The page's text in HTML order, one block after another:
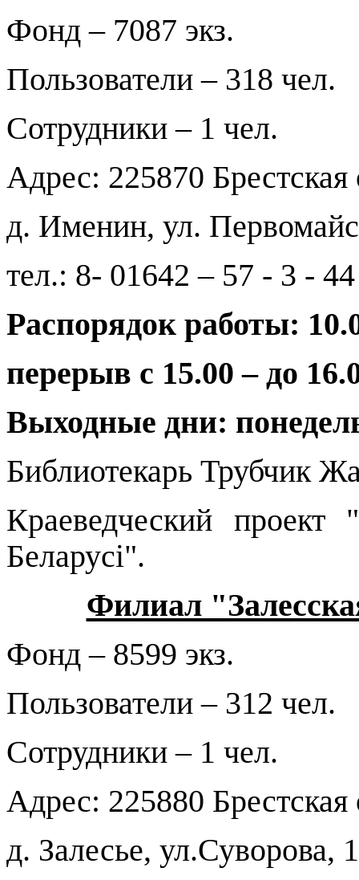
Фонд – 7087 экз.
Пользователи – 318 чел.
Сотрудники – 1 чел.
Адрес: 225870
д. Именин, ул.
тел.: 8- 01642 – 57 - 3 - 44
Распорядок работы:
перерыв с 15.00 – до
Выходные дни:
Библиотекарь Трубчик
Краеведческий
Беларусі".
Филиал
Фонд – 8599 экз.
Пользователи – 312 чел.
Сотрудники – 1 чел.
Адрес: 225880
д. Залесье, ул.Суворова,